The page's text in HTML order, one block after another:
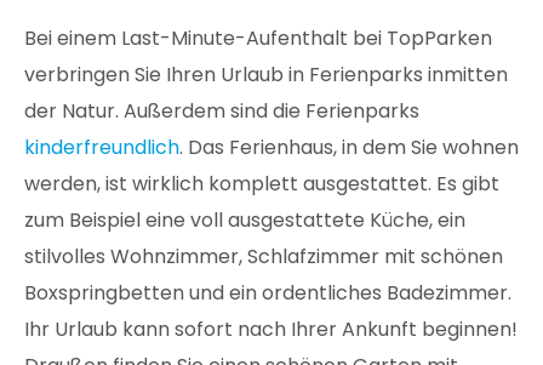
Bei einem Last-Minute-Aufenthalt bei TopParken
verbringen Sie Ihren Urlaub in Ferienparks inmitten
der Natur. Außerdem sind die Ferienparks
kinderfreundlich. Das Ferienhaus, in dem Sie wohnen
werden, ist wirklich komplett ausgestattet. Es gibt
zum Beispiel eine voll ausgestattete Küche, ein
stilvolles Wohnzimmer, Schlafzimmer mit schönen
Boxspringbetten und ein ordentliches Badezimmer.
Ihr Urlaub kann sofort nach Ihrer Ankunft beginnen!